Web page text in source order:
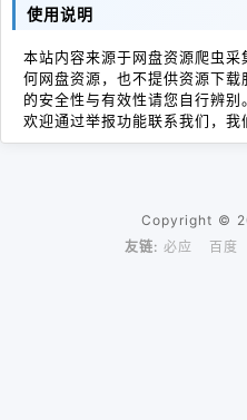
使用说明
本站内容来源于网盘资源爬虫
何网盘资源，也不提供资源下
的安全性与有效性请您自行辨别
欢迎通过举报功能联系我们，我
Copyright ©
友链: 必应 百度